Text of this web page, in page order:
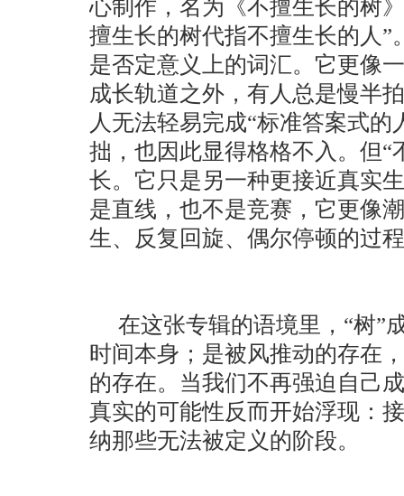
心制作，名为《不擅生长的树
擅生长的树代指不擅生长的人”
是否定意义上的词汇。它更像
成长轨道之外，有人总是慢半
人无法轻易完成“标准答案式
拙，也因此显得格格不入。但“
长。它只是另一种更接近真实
是直线，也不是竞赛，它更像
生、反复回旋、偶尔停顿的过
在这张专辑的语境里，“树
时间本身；是被风推动的存在
的存在。当我们不再强迫自己
真实的可能性反而开始浮现：
纳那些无法被定义的阶段。